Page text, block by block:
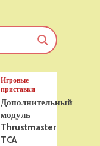
Игровые
приставки
Дополнительный
модуль
Thrustmaster
TCA